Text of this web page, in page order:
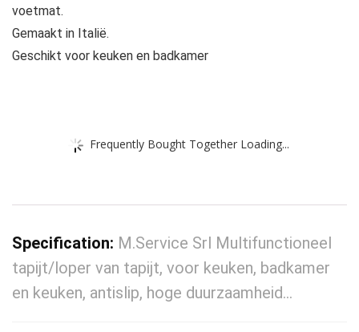
voetmat.
Gemaakt in Italië.
Geschikt voor keuken en badkamer
Frequently Bought Together Loading...
Specification: M.Service Srl Multifunctioneel
tapijt/loper van tapijt, voor keuken, badkamer
en keuken, antislip, hoge duurzaamheid…